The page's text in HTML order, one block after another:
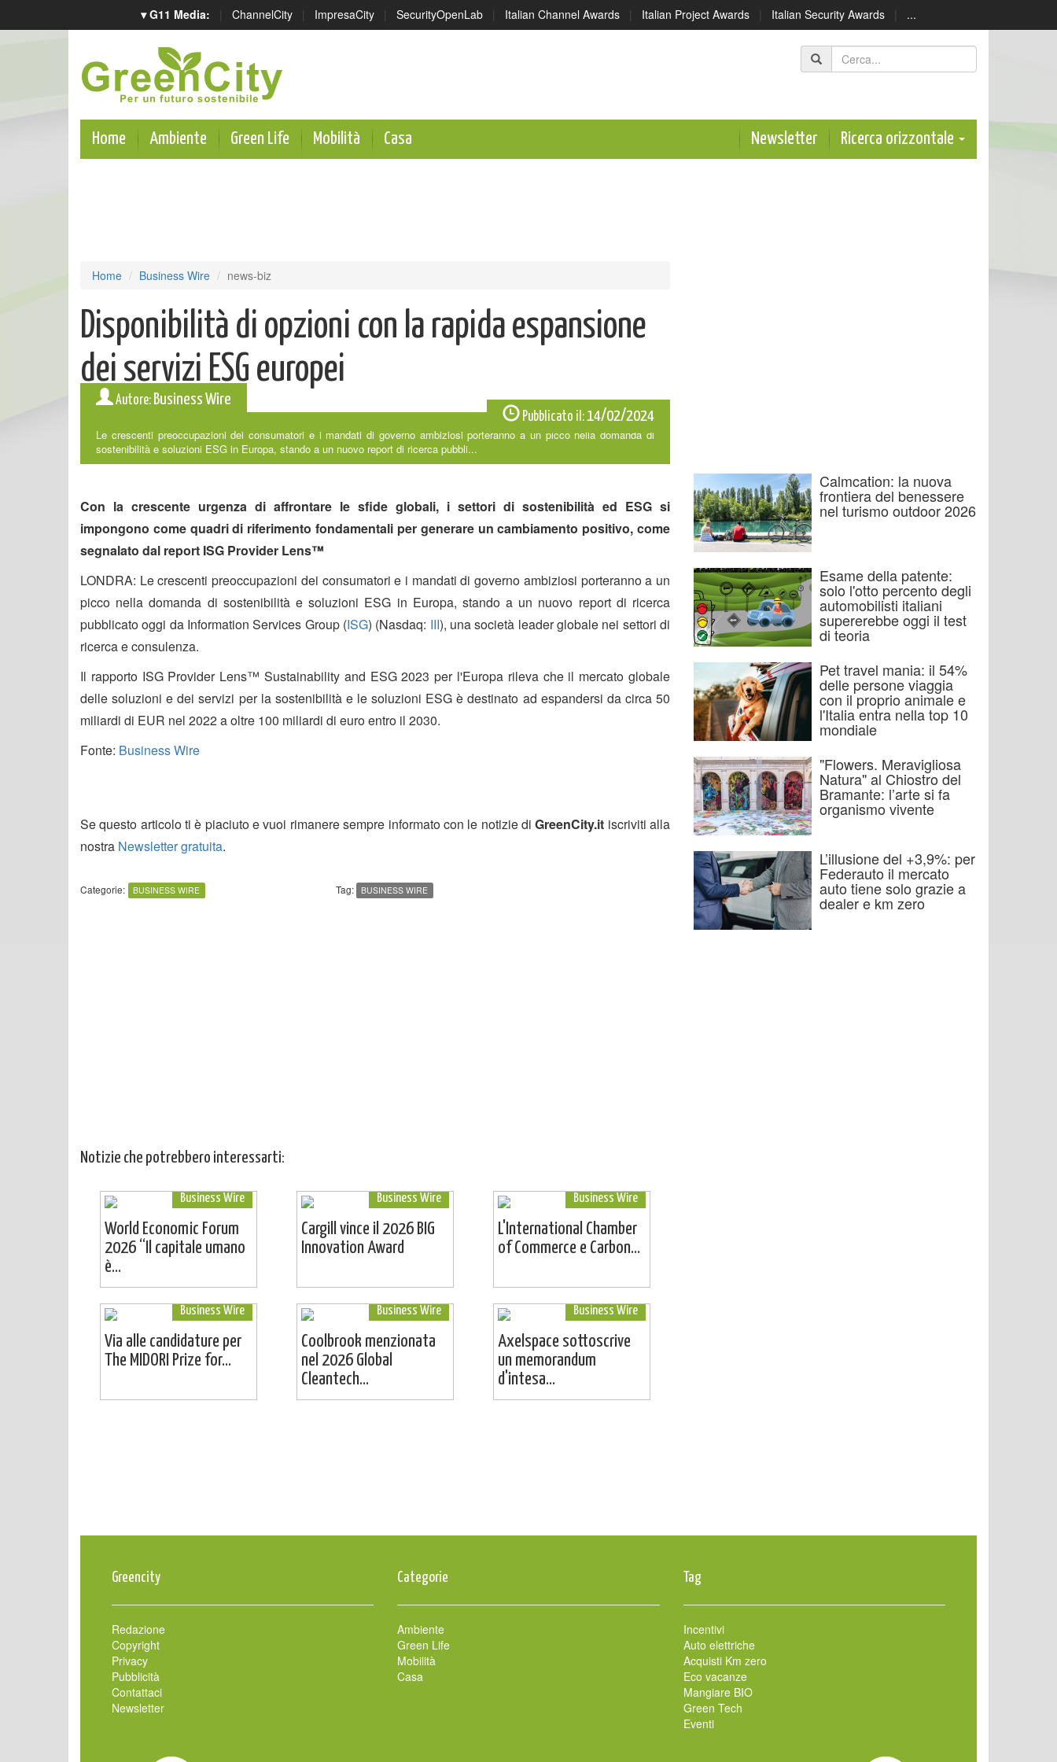
▾ G11 Media: | ChannelCity | ImpresaCity | SecurityOpenLab | Italian Channel Awards | Italian Project Awards | Italian Security Awards | ...
Home Ambiente Green Life Mobilità Casa Newsletter Ricerca orizzontale
Home Business Wire news-biz
Disponibilità di opzioni con la rapida espansione
dei servizi ESG europei
Pubblicato il:14/02/2024
Autore: Business Wire
Le crescenti preoccupazioni dei consumatori e i mandati di governo ambiziosi porteranno a un picco nella domanda di
sostenibilità e soluzioni ESG in Europa, stando a un nuovo report di ricerca pubbli...
Con la crescente urgenza di affrontare le sfide globali, i settori di sostenibilità ed ESG si
impongono come quadri di riferimento fondamentali per generare un cambiamento positivo, come
segnalato dal report ISG Provider Lens™
LONDRA: Le crescenti preoccupazioni dei consumatori e i mandati di governo ambiziosi porteranno a un
picco nella domanda di sostenibilità e soluzioni ESG in Europa, stando a un nuovo report di ricerca
pubblicato oggi da Information Services Group (ISG) (Nasdaq: III), una società leader globale nei settori di
ricerca e consulenza.
Il rapporto ISG Provider Lens™ Sustainability and ESG 2023 per l'Europa rileva che il mercato globale
delle soluzioni e dei servizi per la sostenibilità e le soluzioni ESG è destinato ad espandersi da circa 50
miliardi di EUR nel 2022 a oltre 100 miliardi di euro entro il 2030.
Fonte: Business Wire
Se questo articolo ti è piaciuto e vuoi rimanere sempre informato con le notizie diGreenCity.it iscriviti alla
nostra Newsletter gratuita.
Categorie: BUSINESS WIRE Tag: BUSINESS WIRE
Notizie che potrebbero interessarti:
Business Wire
World Economic Forum
2026 “Il capitale umano
è...
Business Wire
Cargill vince il 2026 BIG
Innovation Award
Business Wire
L'International Chamber
of Commerce e Carbon...
Business Wire
Via alle candidature per
The MIDORI Prize for...
Business Wire
Coolbrook menzionata
nel 2026 Global
Cleantech...
Business Wire
Axelspace sottoscrive
un memorandum
d'intesa...
Calmcation: la nuova
frontiera del benessere
nel turismo outdoor 2026
Esame della patente:
solo l'otto percento degli
automobilisti italiani
supererebbe oggi il test
di teoria
Pet travel mania: il 54%
delle persone viaggia
con il proprio animale e
l'Italia entra nella top 10
mondiale
"Flowers. Meravigliosa
Natura" al Chiostro del
Bramante: l’arte si fa
organismo vivente
L’illusione del +3,9%: per
Federauto il mercato
auto tiene solo grazie a
dealer e km zero
Greencity
Redazione
Copyright
Privacy
Pubblicità
Contattaci
Newsletter
Categorie
Ambiente
Green Life
Mobilità
Casa
Tag
Incentivi
Auto elettriche
Acquisti Km zero
Eco vacanze
Mangiare BIO
Green Tech
Eventi